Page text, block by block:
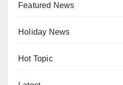
Featured News
Holiday News
Hot Topic